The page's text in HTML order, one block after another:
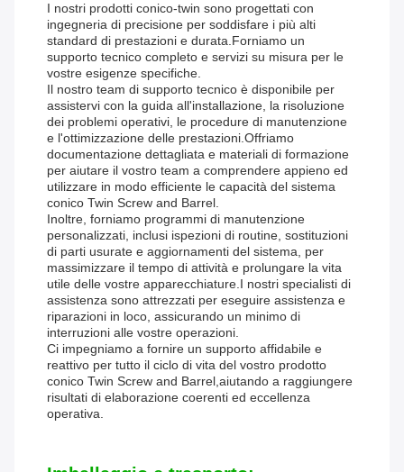
I nostri prodotti conico-twin sono progettati con
ingegneria di precisione per soddisfare i più alti
standard di prestazioni e durata.Forniamo un
supporto tecnico completo e servizi su misura per le
vostre esigenze specifiche.
Il nostro team di supporto tecnico è disponibile per
assistervi con la guida all'installazione, la risoluzione
dei problemi operativi, le procedure di manutenzione
e l'ottimizzazione delle prestazioni.Offriamo
documentazione dettagliata e materiali di formazione
per aiutare il vostro team a comprendere appieno ed
utilizzare in modo efficiente le capacità del sistema
conico Twin Screw and Barrel.
Inoltre, forniamo programmi di manutenzione
personalizzati, inclusi ispezioni di routine, sostituzioni
di parti usurate e aggiornamenti del sistema, per
massimizzare il tempo di attività e prolungare la vita
utile delle vostre apparecchiature.I nostri specialisti di
assistenza sono attrezzati per eseguire assistenza e
riparazioni in loco, assicurando un minimo di
interruzioni alle vostre operazioni.
Ci impegniamo a fornire un supporto affidabile e
reattivo per tutto il ciclo di vita del vostro prodotto
conico Twin Screw and Barrel,aiutando a raggiungere
risultati di elaborazione coerenti ed eccellenza
operativa.